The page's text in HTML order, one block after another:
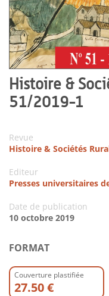
Histoire &
51/2019-1
Revue
Histoire & Sociétés
Editeur
Presses universitaires
Date de publication
10 octobre 2019
FORMAT
Couverture plastifiée
27.50 €